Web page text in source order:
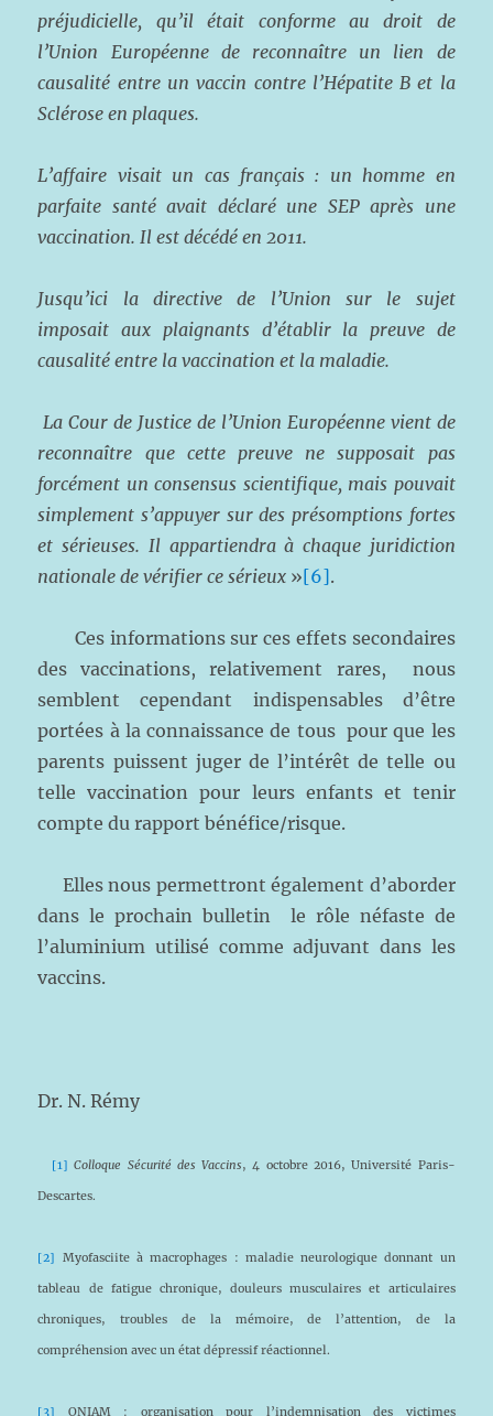
préjudicielle, qu’il était conforme au droit de
l’Union Européenne de reconnaître un lien de
causalité entre un vaccin contre l’Hépatite B et la
Sclérose en plaques.
L’affaire visait un cas français : un homme en
parfaite santé avait déclaré une SEP après une
vaccination. Il est décédé en 2011.
Jusqu’ici la directive de l’Union sur le sujet
imposait aux plaignants d’établir la preuve de
causalité entre la vaccination et la maladie.
La Cour de Justice de l’Union Européenne vient de
reconnaître que cette preuve ne supposait pas
forcément un consensus scientifique, mais pouvait
simplement s’appuyer sur des présomptions fortes
et sérieuses. Il appartiendra à chaque juridiction
nationale de vérifier ce sérieux »[6].
Ces informations sur ces effets secondaires
des vaccinations, relativement rares, nous
semblent cependant indispensables d’être
portées à la connaissance de tous pour que les
parents puissent juger de l’intérêt de telle ou
telle vaccination pour leurs enfants et tenir
compte du rapport bénéfice/risque.
Elles nous permettront également d’aborder
dans le prochain bulletin le rôle néfaste de
l’aluminium utilisé comme adjuvant dans les
vaccins.
Dr. N. Rémy
[1] Colloque Sécurité des Vaccins, 4 octobre 2016, Université Paris-
Descartes.
[2] Myofasciite à macrophages : maladie neurologique donnant un
tableau de fatigue chronique, douleurs musculaires et articulaires
chroniques, troubles de la mémoire, de l’attention, de la
compréhension avec un état dépressif réactionnel.
[3] ONIAM : organisation pour l’indemnisation des victimes